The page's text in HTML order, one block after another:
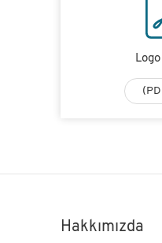
Hakkımızda